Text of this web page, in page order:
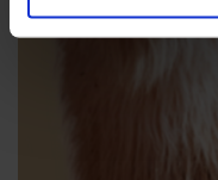
erfassen, welche
verarbeitet werden,